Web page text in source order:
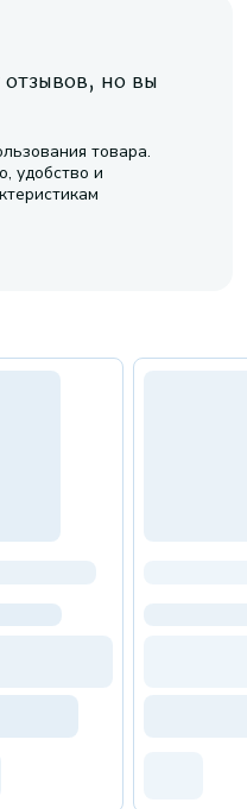
но вы
товара.
удобство и